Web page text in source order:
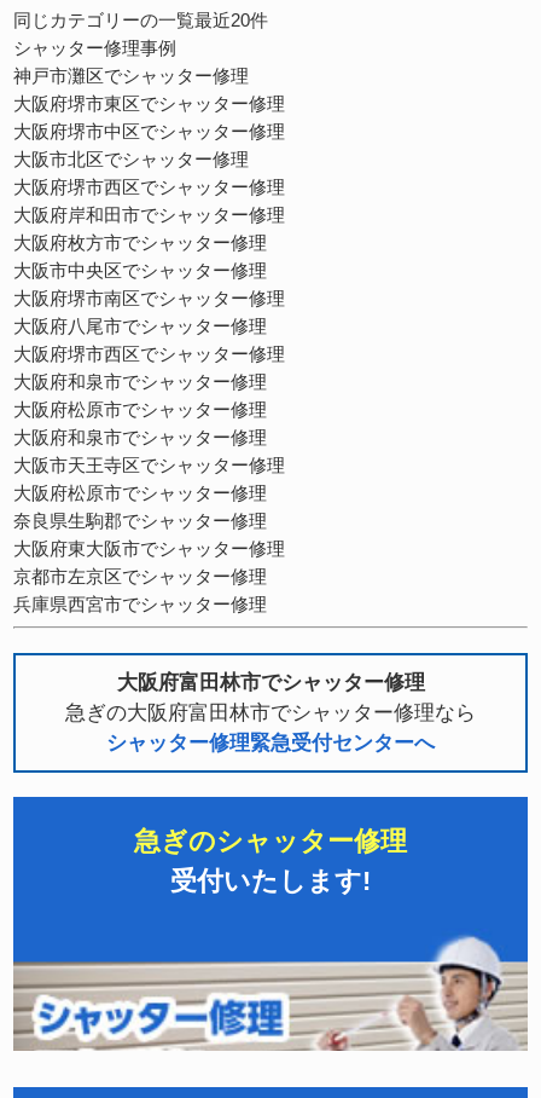
同じカテゴリーの一覧最近20件
シャッター修理事例
神戸市灘区でシャッター修理
大阪府堺市東区でシャッター修理
大阪府堺市中区でシャッター修理
大阪市北区でシャッター修理
大阪府堺市西区でシャッター修理
大阪府岸和田市でシャッター修理
大阪府枚方市でシャッター修理
大阪市中央区でシャッター修理
大阪府堺市南区でシャッター修理
大阪府八尾市でシャッター修理
大阪府堺市西区でシャッター修理
大阪府和泉市でシャッター修理
大阪府松原市でシャッター修理
大阪府和泉市でシャッター修理
大阪市天王寺区でシャッター修理
大阪府松原市でシャッター修理
奈良県生駒郡でシャッター修理
大阪府東大阪市でシャッター修理
京都市左京区でシャッター修理
兵庫県西宮市でシャッター修理
大阪府富田林市でシャッター修理
急ぎの大阪府富田林市でシャッター修理なら
シャッター修理緊急受付センターへ
急ぎのシャッター修理
受付いたします!